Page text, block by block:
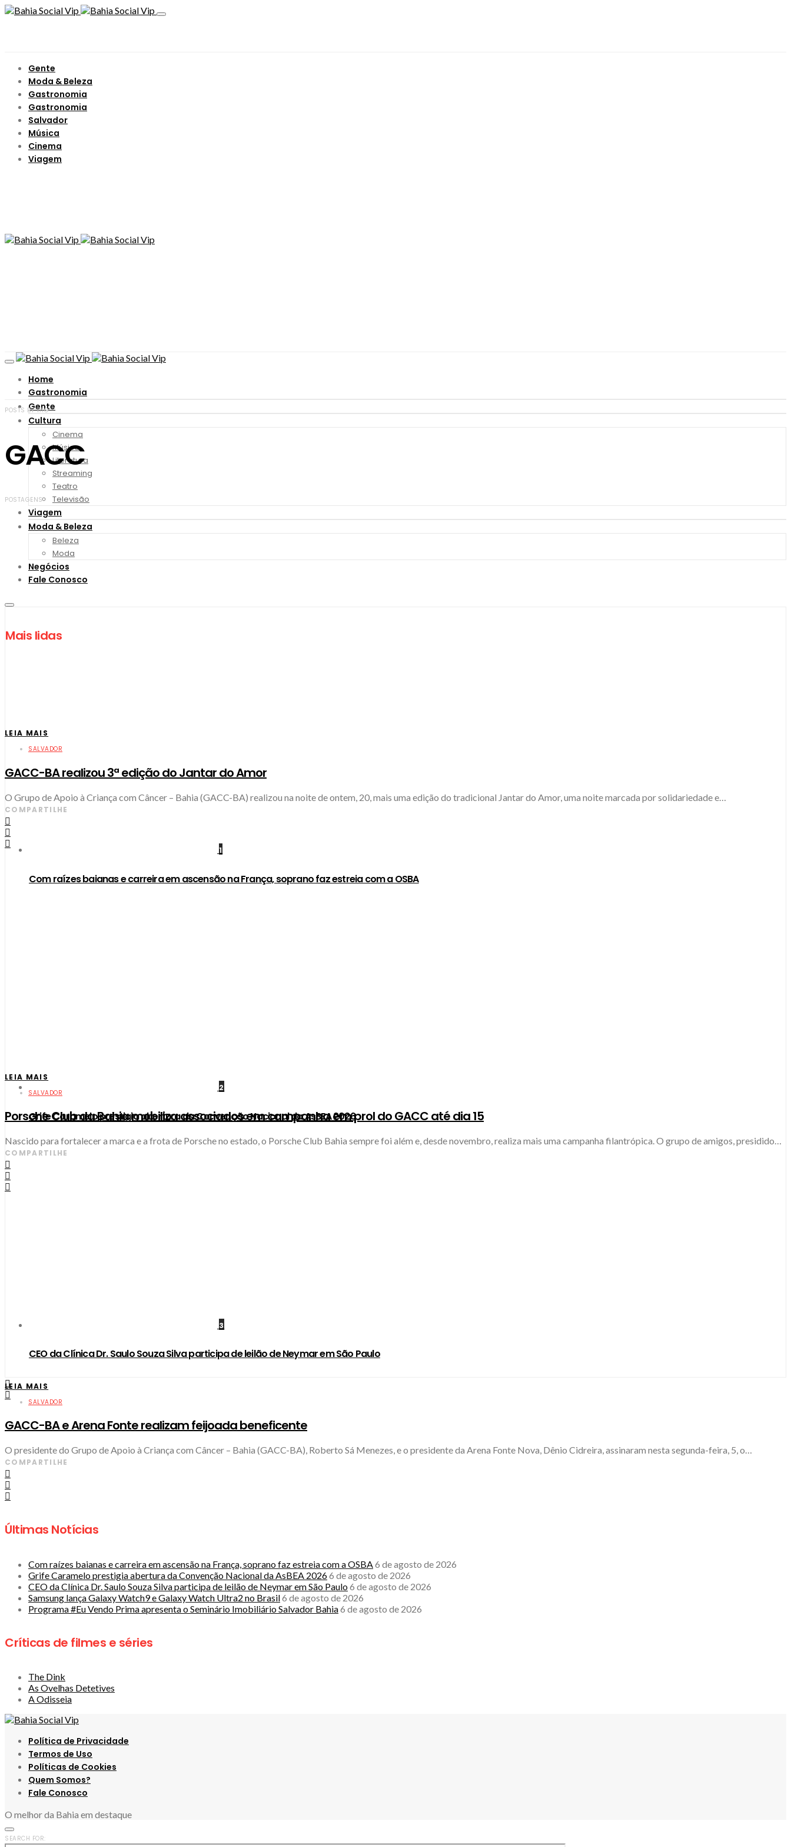
Gente
Moda & Beleza
Gastronomia
Gastronomia
Salvador
Música
Cinema
Viagem
Home
Gastronomia
Gente
Cultura
Cinema
Música
Literatura
Streaming
Teatro
Televisão
Viagem
Moda & Beleza
Beleza
Moda
Negócios
Fale Conosco
Mais lidas
1
Com raízes baianas e carreira em ascensão na França, soprano faz estreia com a OSBA
2
Grife Caramelo prestigia abertura da Convenção Nacional da AsBEA 2026
3
CEO da Clínica Dr. Saulo Souza Silva participa de leilão de Neymar em São Paulo
POSTS BY TAG
GACC
POSTAGENS
LEIA MAIS
SALVADOR
GACC-BA realizou 3ª edição do Jantar do Amor
O Grupo de Apoio à Criança com Câncer – Bahia (GACC-BA) realizou na noite de ontem, 20, mais uma edição do tradicional Jantar do Amor, uma noite marcada por solidariedade e…
COMPARTILHE
LEIA MAIS
SALVADOR
Porsche Club da Bahia mobiliza associados em campanha em prol do GACC até dia 15
Nascido para fortalecer a marca e a frota de Porsche no estado, o Porsche Club Bahia sempre foi além e, desde novembro, realiza mais uma campanha filantrópica. O grupo de amigos, presidido…
COMPARTILHE
LEIA MAIS
SALVADOR
GACC-BA e Arena Fonte realizam feijoada beneficente
O presidente do Grupo de Apoio à Criança com Câncer – Bahia (GACC-BA), Roberto Sá Menezes, e o presidente da Arena Fonte Nova, Dênio Cidreira, assinaram nesta segunda-feira, 5, o…
COMPARTILHE
Últimas Notícias
Com raízes baianas e carreira em ascensão na França, soprano faz estreia com a OSBA 6 de agosto de 2026
Grife Caramelo prestigia abertura da Convenção Nacional da AsBEA 20266 de agosto de 2026
CEO da Clínica Dr. Saulo Souza Silva participa de leilão de Neymar em São Paulo6 de agosto de 2026
Samsung lança Galaxy Watch9 e Galaxy Watch Ultra2 no Brasil6 de agosto de 2026
Programa #Eu Vendo Prima apresenta o Seminário Imobiliário Salvador Bahia6 de agosto de 2026
Críticas de filmes e séries
The Dink
As Ovelhas Detetives
A Odisseia
Política de Privacidade
Termos de Uso
Políticas de Cookies
Quem Somos?
Fale Conosco
O melhor da Bahia em destaque
SEARCH FOR: